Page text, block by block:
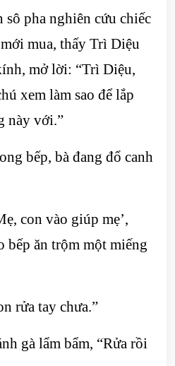
pha nghiên cứu chiếc
mua, thấy Trì Diệu
mở lời: “Trì Diệu,
xem làm sao để lắp
này với.”
bếp, bà đang đổ canh
con vào giúp mẹ’,
bếp ăn trộm một miếng
rửa tay chưa.”
gà lẩm bẩm, “Rửa rồi